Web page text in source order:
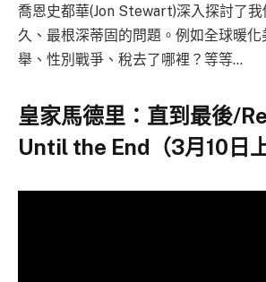
喬恩史都華(Jon Stewart)深入探討了
久、最根深蒂固的問題。例如全球暖
舉、性別戰爭、稅去了哪裡？等等…
皇家馬德里：直到最後/
Until the End（3月10日上